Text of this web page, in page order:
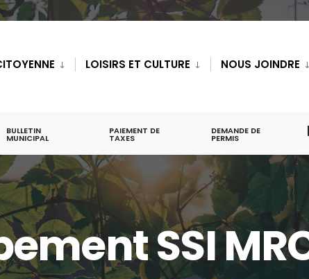
LOISIRS ET CULTURE NOUS JOINDRE
BULLETIN
MUNICIPAL
PAIEMENT DE
TAXES
DEMANDE DE
PERMIS
SSI